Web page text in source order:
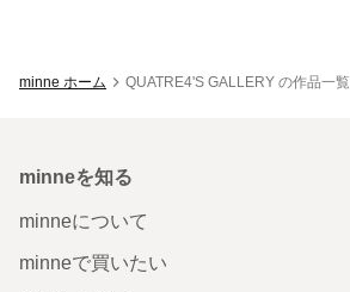
minne ホーム QUATRE4'S GALLERY の作品一覧
minneを知る
minneについて
minneで買いたい